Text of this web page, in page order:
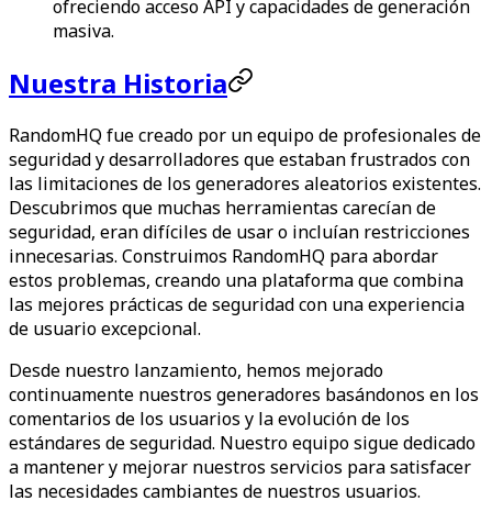
ofreciendo acceso API y capacidades de generación
masiva.
Nuestra Historia
RandomHQ fue creado por un equipo de profesionales de
seguridad y desarrolladores que estaban frustrados con
las limitaciones de los generadores aleatorios existentes.
Descubrimos que muchas herramientas carecían de
seguridad, eran difíciles de usar o incluían restricciones
innecesarias. Construimos RandomHQ para abordar
estos problemas, creando una plataforma que combina
las mejores prácticas de seguridad con una experiencia
de usuario excepcional.
Desde nuestro lanzamiento, hemos mejorado
continuamente nuestros generadores basándonos en los
comentarios de los usuarios y la evolución de los
estándares de seguridad. Nuestro equipo sigue dedicado
a mantener y mejorar nuestros servicios para satisfacer
las necesidades cambiantes de nuestros usuarios.